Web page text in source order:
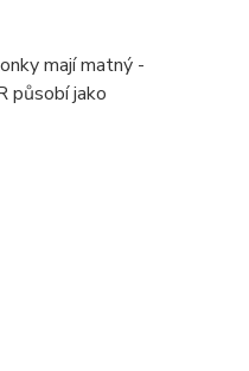
mají matný -
působí jako